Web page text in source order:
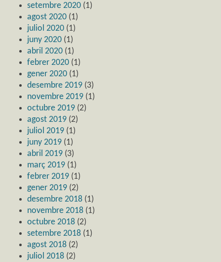
setembre 2020 (1)
agost 2020 (1)
juliol 2020 (1)
juny 2020 (1)
abril 2020 (1)
febrer 2020 (1)
gener 2020 (1)
desembre 2019 (3)
novembre 2019 (1)
octubre 2019 (2)
agost 2019 (2)
juliol 2019 (1)
juny 2019 (1)
abril 2019 (3)
març 2019 (1)
febrer 2019 (1)
gener 2019 (2)
desembre 2018 (1)
novembre 2018 (1)
octubre 2018 (2)
setembre 2018 (1)
agost 2018 (2)
juliol 2018 (2)